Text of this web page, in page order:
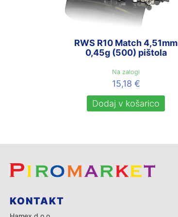
RWS R10 Match 4,51mm
0,45g (500) pištola
Na zalogi
15,18 €
Dodaj v košarico
KONTAKT